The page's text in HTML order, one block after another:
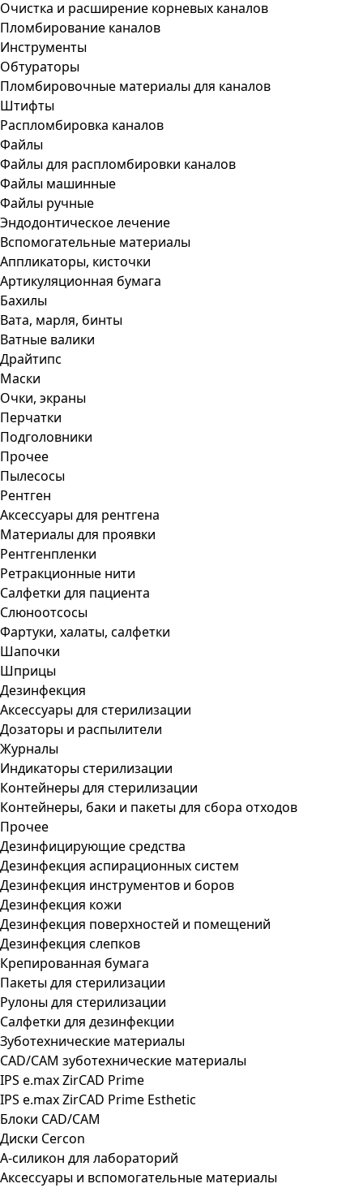
Очистка и расширение корневых каналов
Пломбирование каналов
Инструменты
Обтураторы
Пломбировочные материалы для каналов
Штифты
Распломбировка каналов
Файлы
Файлы для распломбировки каналов
Файлы машинные
Файлы ручные
Эндодонтическое лечение
Вспомогательные материалы
Аппликаторы, кисточки
Артикуляционная бумага
Бахилы
Вата, марля, бинты
Ватные валики
Драйтипс
Маски
Очки, экраны
Перчатки
Подголовники
Прочее
Пылесосы
Рентген
Аксессуары для рентгена
Материалы для проявки
Рентгенпленки
Ретракционные нити
Салфетки для пациента
Слюноотсосы
Фартуки, халаты, салфетки
Шапочки
Шприцы
Дезинфекция
Аксессуары для стерилизации
Дозаторы и распылители
Журналы
Индикаторы стерилизации
Контейнеры для стерилизации
Контейнеры, баки и пакеты для сбора отходов
Прочее
Дезинфицирующие средства
Дезинфекция аспирационных систем
Дезинфекция инструментов и боров
Дезинфекция кожи
Дезинфекция поверхностей и помещений
Дезинфекция слепков
Крепированная бумага
Пакеты для стерилизации
Рулоны для стерилизации
Салфетки для дезинфекции
Зуботехнические материалы
CAD/CAM зуботехнические материалы
IPS e.max ZirCAD Prime
IPS e.max ZirCAD Prime Esthetic
Блоки CAD/CAM
Диски Cercon
А-силикон для лабораторий
Аксессуары и вспомогательные материалы